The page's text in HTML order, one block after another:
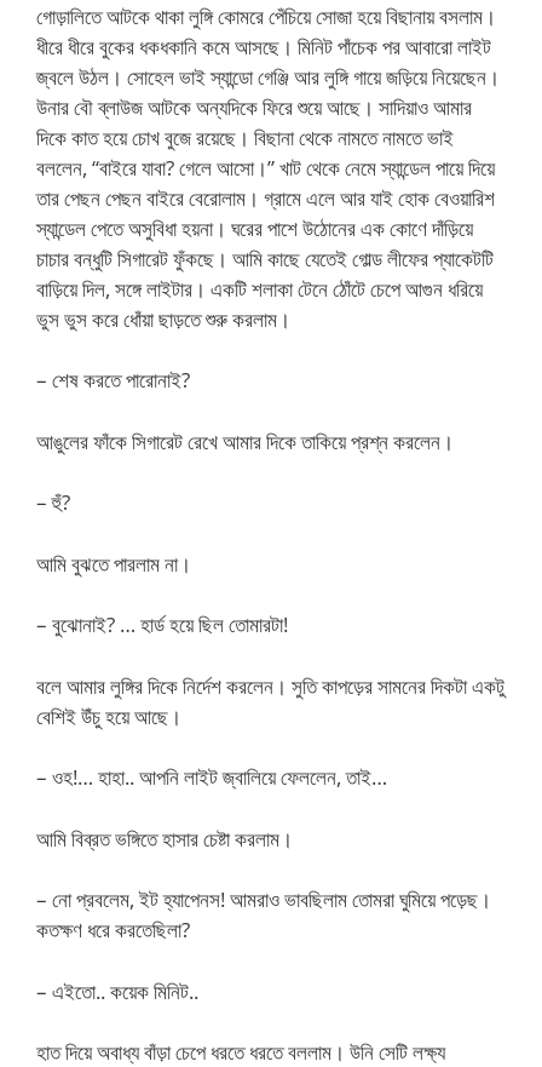
গোড়ালিতে আটকে থাকা লুঙ্গি কোমরে পেঁচিয়ে সোজা হয়ে বিছানায় বসলাম।
ধীরে ধীরে বুকের ধকধকানি কমে আসছে। মিনিট পাঁচেক পর আবারো লাইট
জ্বলে উঠল। সোহেল ভাই স্যান্ডো গেঞ্জি আর লুঙ্গি গায়ে জড়িয়ে নিয়েছেন।
উনার বৌ ব্লাউজ আটকে অন্যদিকে ফিরে শুয়ে আছে। সাদিয়াও আমার
দিকে কাত হয়ে চোখ বুজে রয়েছে। বিছানা থেকে নামতে নামতে ভাই
বললেন, “বাইরে যাবা? গেলে আসো।” খাট থেকে নেমে স্যান্ডেল পায়ে দিয়ে
তার পেছন পেছন বাইরে বেরোলাম। গ্রামে এলে আর যাই হোক বেওয়ারিশ
স্যান্ডেল পেতে অসুবিধা হয়না। ঘরের পাশে উঠোনের এক কোণে দাঁড়িয়ে
চাচার বন্ধুটি সিগারেট ফুঁকছে। আমি কাছে যেতেই গোল্ড লীফের প্যাকেটটি
বাড়িয়ে দিল, সঙ্গে লাইটার। একটি শলাকা টেনে ঠোঁটে চেপে আগুন ধরিয়ে
ভুস ভুস করে ধোঁয়া ছাড়তে শুরু করলাম।
– শেষ করতে পারোনাই?
আঙুলের ফাঁকে সিগারেট রেখে আমার দিকে তাকিয়ে প্রশ্ন করলেন।
– হুঁ?
আমি বুঝতে পারলাম না।
– বুঝোনাই? … হার্ড হয়ে ছিল তোমারটা!
বলে আমার লুঙ্গির দিকে নির্দেশ করলেন। সুতি কাপড়ের সামনের দিকটা একটু
বেশিই উঁচু হয়ে আছে।
– ওহ!… হাহা.. আপনি লাইট জ্বালিয়ে ফেললেন, তাই…
আমি বিব্রত ভঙ্গিতে হাসার চেষ্টা করলাম।
– নো প্রবলেম, ইট হ্যাপেনস! আমরাও ভাবছিলাম তোমরা ঘুমিয়ে পড়েছ।
কতক্ষণ ধরে করতেছিলা?
– এইতো.. কয়েক মিনিট..
হাত দিয়ে অবাধ্য বাঁড়া চেপে ধরতে ধরতে বললাম। উনি সেটি লক্ষ্য